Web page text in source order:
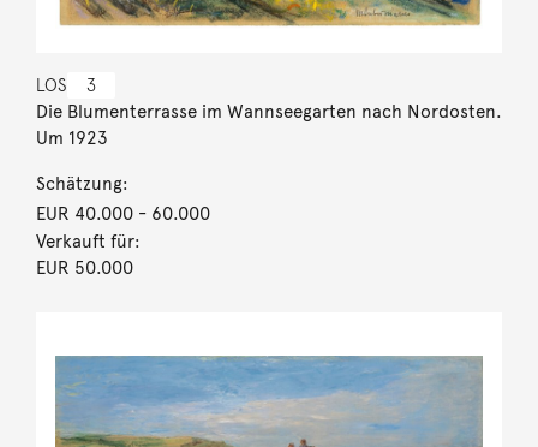
LOS 3
Die Blumenterrasse im Wannseegarten nach Nordosten.
Um 1923
Schätzung:
EUR 40.000- 60.000
Verkauft für:
EUR 50.000